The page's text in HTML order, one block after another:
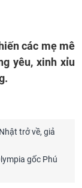
các mẹ mê
yêu, xinh xỉu
trở về, giả
gốc Phú